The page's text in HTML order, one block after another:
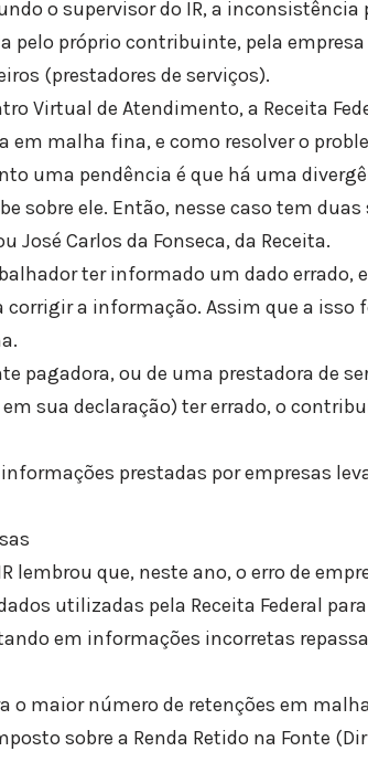
o supervisor do IR, a
pelo próprio contribuinte, pela
(prestadores de serviços).
Virtual de Atendimento, a Receita
em malha fina, e como resolver o
uma pendência é que há uma
sobre ele. Então, nesse caso tem
José Carlos da Fonseca, da Receita.
ter informado um dado errado,
corrigir a informação. Assim que a isso
pagadora, ou de uma prestadora de
sua declaração) ter errado, o
prestadas por empresas
lembrou que, neste ano, o erro de
utilizadas pela Receita Federal
em informações incorretas
o maior número de retenções em
sobre a Renda Retido na Fonte